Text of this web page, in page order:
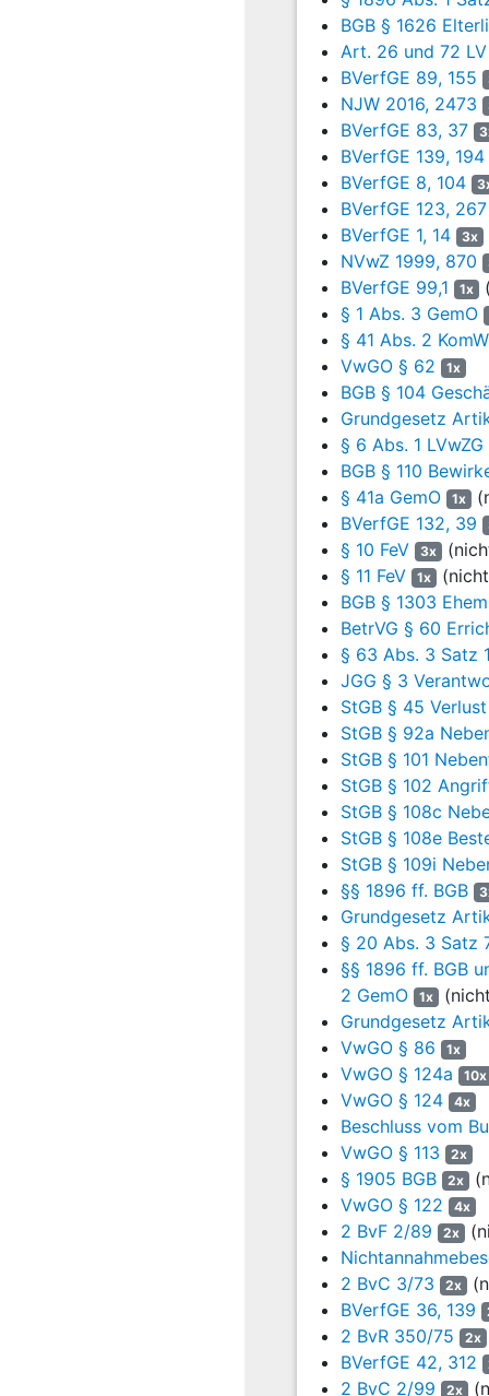
demokratischer
nicht anwendbar
Gemeinderat für
Abs. 8 LVnicht
beklagten
mit
6
Das
16.04.2013 sei
Abs. 2 Satz 1
Volk sei, das in
Rechtsprechung (
Staatsgewalt in
den ihnen nach
also
aufwiesen, die
Staatsvolk das
(im jeweiligen
Abs. 1 GG. Denn
Grundsätzen des
konkretisiert.
und Gemeinden
GGentfalle die
Kläger sei der
bestimmtes
der deutschen
30.07.1958 zum
verwende, folge
Wahlalters bei
Deutschen
von 18 Jahren
ergebe sich aus
Abs. 1 GGdem
Verweis auf Art.
jeweils eigenen
und Länder
tragen. Diese
Grundgesetz
Grundsätze des
und Wahlrecht
Landes- und
Satz 2 GG.
daran verstießen
nicht gegen
Die
BGB § 1626
Art. 26 und 72 LV
BVerfGE 89, 155
NJW 2016, 2473
BVerfGE 83, 37
BVerfGE 139, 194
BVerfGE 8, 104
BVerfGE 123, 267
BVerfGE 1, 14
3x
NVwZ 1999, 870
BVerfGE 99,1
1x
§ 1 Abs. 3 GemO
§ 41 Abs. 2
VwGO § 62
1x
BGB § 104
Grundgesetz
§ 6 Abs. 1 LVwZG
BGB § 110
§ 41a GemO 1x
BVerfGE 132, 39
§ 10 FeV
3x
§ 11 FeV
1x (nicht
BGB § 1303
BetrVG § 60
§ 63 Abs. 3 Satz
JGG § 3
StGB § 45
StGB § 92a
StGB § 101
StGB § 102
StGB § 108c
StGB § 108e
StGB § 109i
§§ 1896 ff. BGB
Grundgesetz
§ 20 Abs. 3 Satz
§§ 1896 ff. BGB
2 GemO
1x
Grundgesetz
VwGO § 86 1x
VwGO § 124a 10x
VwGO § 124 4x
Beschluss vom
VwGO § 113 2x
§ 1905 BGB 2x
VwGO § 122
4x
2 BvF 2/89 2x
2 BvC 3/73 2x
BVerfGE 36, 139
2 BvR 350/75
2x
BVerfGE 42, 312
2 BvC 2/99
2x